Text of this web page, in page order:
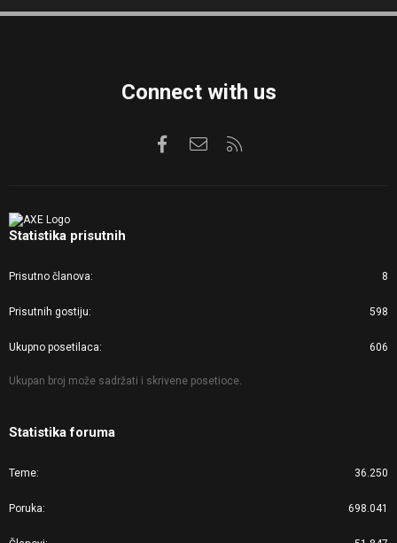
S
Connect with us
FacebookKontaktirajte nas
Statistika prisutnih
Prisutno članova 8
Prisutnih gostiju 598
Ukupno posetilaca 606
Ukupan broj može sadržati i skrivene posetioce.
Statistika foruma
Teme 36.250
Poruka 698.041